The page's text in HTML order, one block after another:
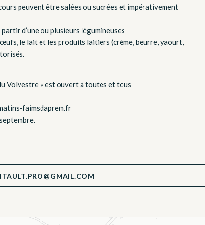
peuvent être salées ou sucrées et impérativement
d’une ou plusieurs légumineuses
le lait et les produits laitiers (crème, beurre, yaourt,
Volvestre » est ouvert à toutes et tous
faimsdaprem.fr